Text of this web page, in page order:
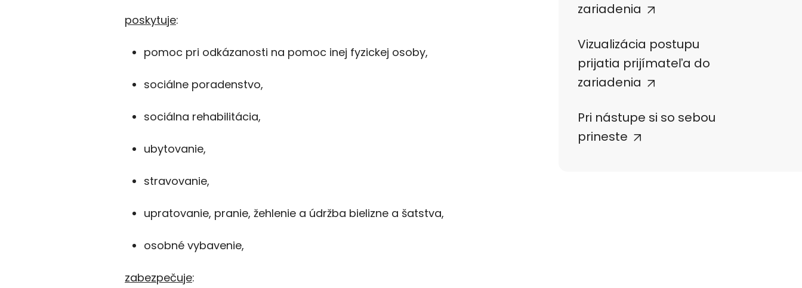
poskytuje:
pomoc pri odkázanosti na pomoc inej fyzickej osoby,
sociálne poradenstvo,
sociálna rehabilitácia,
ubytovanie,
stravovanie,
upratovanie, pranie, žehlenie a údržba bielizne a šatstva,
osobné vybavenie,
zabezpečuje:
zariadenia
Vizualizácia postupu
prijatia prijímateľa do
zariadenia
Pri nástupe si so sebou
prineste